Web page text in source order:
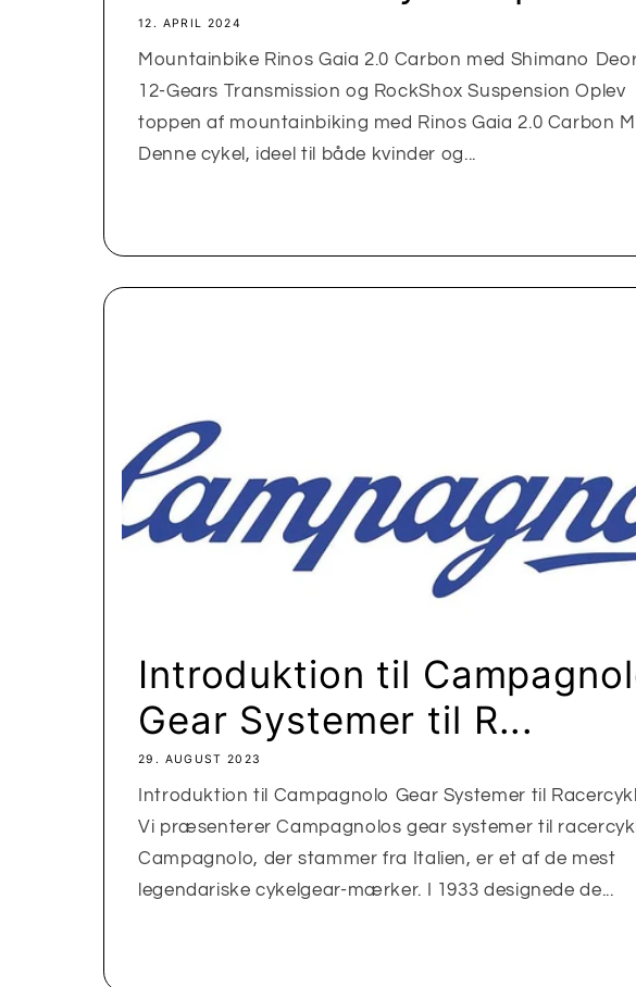
12. APRIL 2024
Mountainbike Rinos Gaia 2.0 Carbon med Shimano
12-Gears Transmission og RockShox Suspension Oplev
toppen af mountainbiking med Rinos Gaia 2.0 Carbon
Denne cykel, ideel til både kvinder og...
Introduktion til
Gear Systemer til R...
29. AUGUST 2023
Introduktion til Campagnolo Gear Systemer til
Vi præsenterer Campagnolos gear systemer til
Campagnolo, der stammer fra Italien, er et af de mest
legendariske cykelgear-mærker. I 1933 designede de...